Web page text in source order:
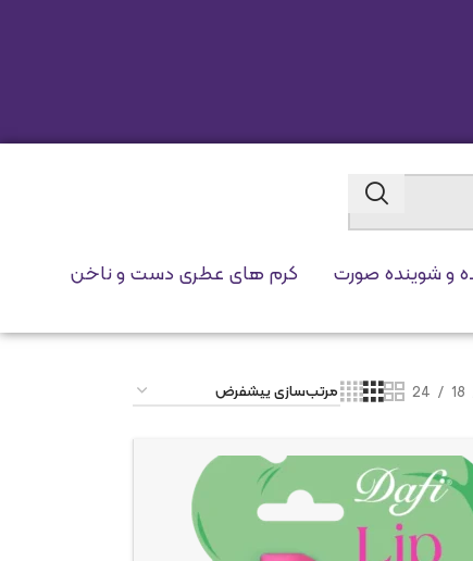
و شوینده صورت کرم های عطری دست و ناخن
18
24